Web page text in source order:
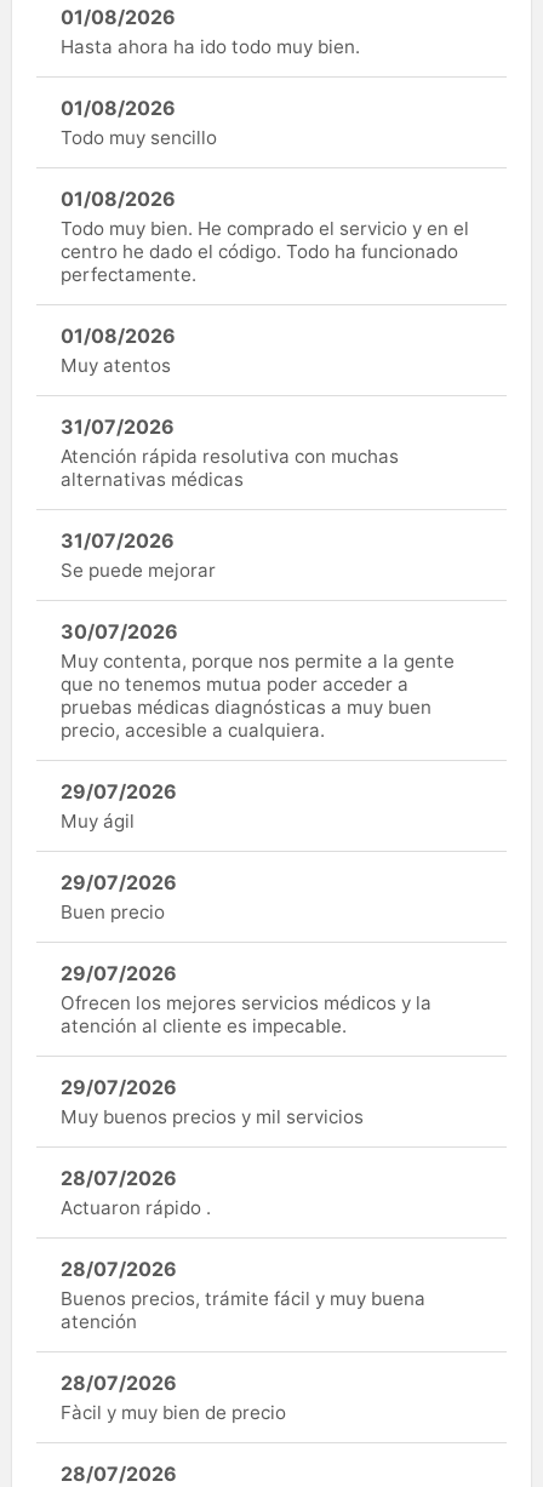
01/08/2026
Hasta ahora ha ido todo muy bien.
01/08/2026
Todo muy sencillo
01/08/2026
Todo muy bien. He comprado el servicio y en el
centro he dado el código. Todo ha funcionado
perfectamente.
01/08/2026
Muy atentos
31/07/2026
Atención rápida resolutiva con muchas
alternativas médicas
31/07/2026
Se puede mejorar
30/07/2026
Muy contenta, porque nos permite a la gente
que no tenemos mutua poder acceder a
pruebas médicas diagnósticas a muy buen
precio, accesible a cualquiera.
29/07/2026
Muy ágil
29/07/2026
Buen precio
29/07/2026
Ofrecen los mejores servicios médicos y la
atención al cliente es impecable.
29/07/2026
Muy buenos precios y mil servicios
28/07/2026
Actuaron rápido .
28/07/2026
Buenos precios, trámite fácil y muy buena
atención
28/07/2026
Fàcil y muy bien de precio
28/07/2026